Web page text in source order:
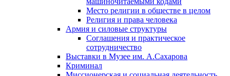
Место религии в обществе в целом
Религия и права человека
Армия и силовые структуры
Соглашения и практическое
сотрудничество
Выставки в Музее им. А.Сахарова
Криминал